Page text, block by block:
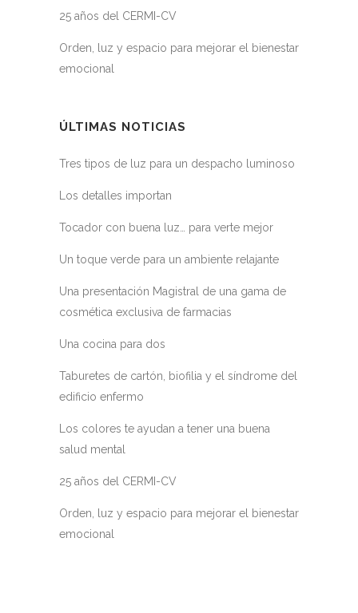
25 años del CERMI-CV
Orden, luz y espacio para mejorar el bienestar
emocional
ÚLTIMAS NOTICIAS
Tres tipos de luz para un despacho luminoso
Los detalles importan
Tocador con buena luz… para verte mejor
Un toque verde para un ambiente relajante
Una presentación Magistral de una gama de
cosmética exclusiva de farmacias
Una cocina para dos
Taburetes de cartón, biofilia y el síndrome del
edificio enfermo
Los colores te ayudan a tener una buena
salud mental
25 años del CERMI-CV
Orden, luz y espacio para mejorar el bienestar
emocional